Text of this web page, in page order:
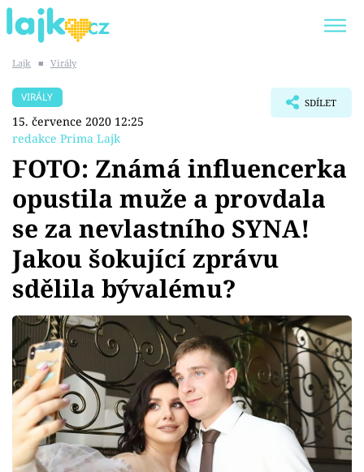
SHOPAHOLICADEL
Témata
Showbyznys
Youtubeři
Virály
Sex a vztahy
Videa
Sledujte prima+
Lajk ■ Virály
VIRÁLY
15. července 2020 12:25
redakce Prima Lajk
SDÍLET
FOTO: Známá influencerka
opustila muže a provdala
se za nevlastního SYNA!
Jakou šokující zprávu
sdělila bývalému?